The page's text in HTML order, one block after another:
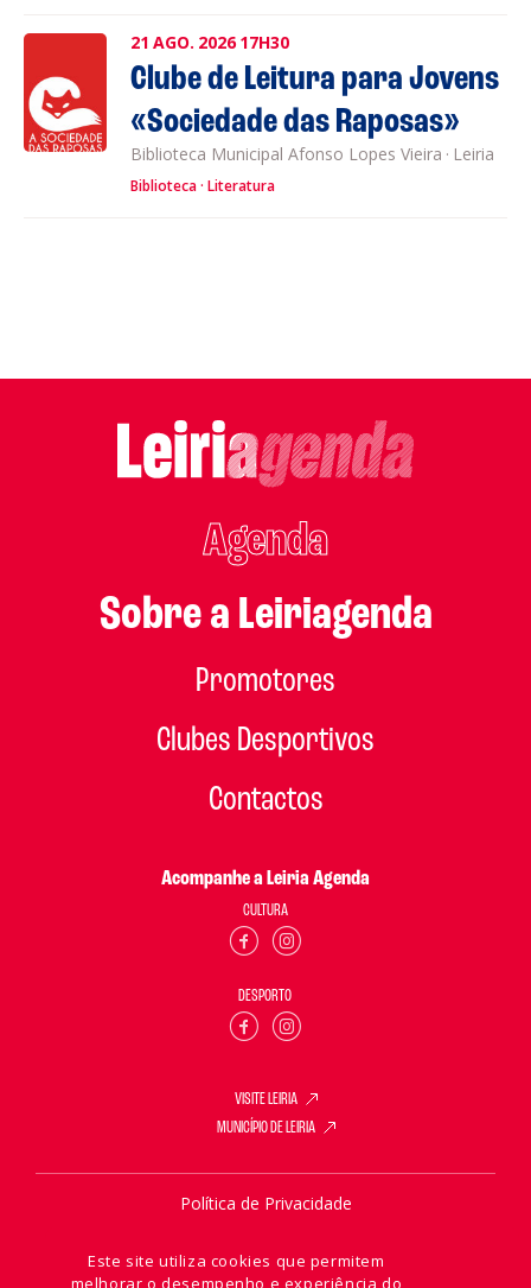
21 AGO. 2026 17H30
Clube de Leitura para Jovens
«Sociedade das Raposas»
Biblioteca Municipal Afonso Lopes Vieira · Leiria
Biblioteca Literatura
Agenda
Sobre a Leiriagenda
Promotores
Clubes Desportivos
Contactos
Acompanhe a Leiria Agenda
CULTURA
DESPORTO
VISITE LEIRIA
MUNICÍPIO DE LEIRIA
Política de Privacidade
Este site utiliza cookies que permitem
melhorar o desempenho e experiência do